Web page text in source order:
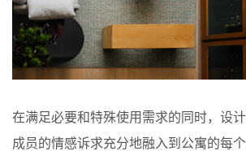
在满足必要和特殊使用需求的同时，设
成员的情感诉求充分地融入到公寓的每个